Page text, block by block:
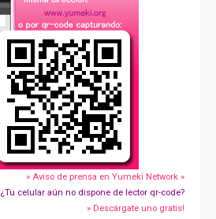
» Aviso de prensa en Yumeki Network »
¿Tu celular aún no dispone de lector qr-code?
» Descárgate uno gratis!